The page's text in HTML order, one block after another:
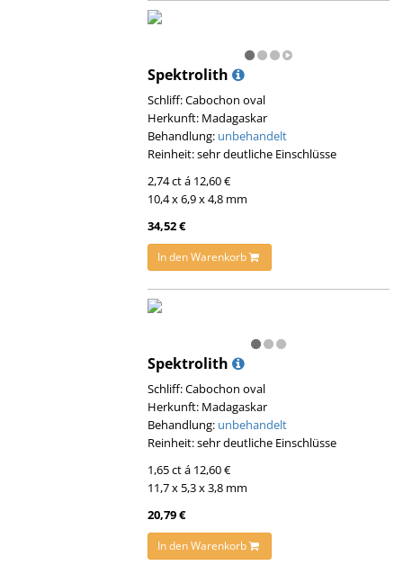
Spektrolith
Schliff: Cabochon oval
Herkunft: Madagaskar
Behandlung: unbehandelt
Reinheit: sehr deutliche Einschlüsse
2,74 ct á 12,60 €
10,4 x 6,9 x 4,8 mm
34,52 €
In den Warenkorb
Spektrolith
Schliff: Cabochon oval
Herkunft: Madagaskar
Behandlung: unbehandelt
Reinheit: sehr deutliche Einschlüsse
1,65 ct á 12,60 €
11,7 x 5,3 x 3,8 mm
20,79 €
In den Warenkorb